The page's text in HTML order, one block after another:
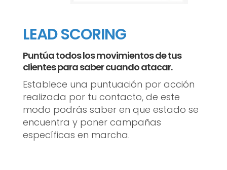
LEAD SCORING
Puntúa todos los movimientos de tus
clientes para saber cuando atacar.
Establece una puntuación por acción
realizada por tu contacto, de este
modo podrás saber en que estado se
encuentra y poner campañas
específicas en marcha.